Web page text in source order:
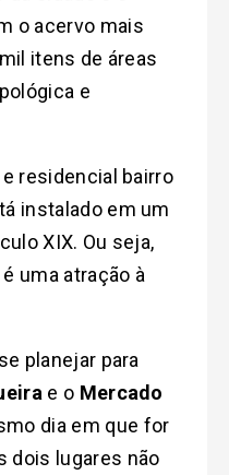
o acervo mais
itens de áreas
e
residencial bairro
instalado em um
XIX. Ou seja,
uma atração à
planejar para
e o Mercado
dia em que for
dois lugares não